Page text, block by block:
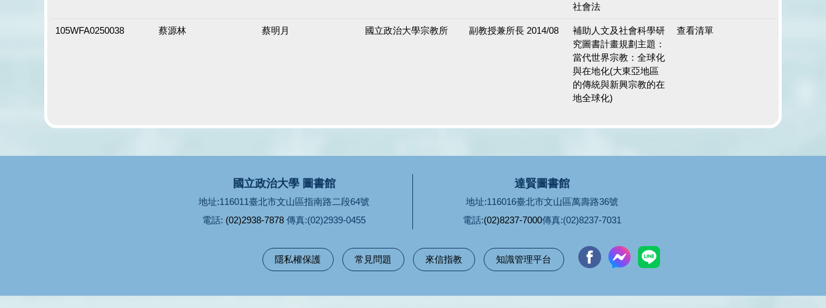
社會法
105WFA0250038 蔡源林 蔡明月 國立政治大學宗教所 副教授兼所長 2014/08
補助人文及社會科學研
究圖書計畫規劃主題：
當代世界宗教：全球化
與在地化(大東亞地區
的傳統與新興宗教的在
地全球化)
查看清單
國立政治大學 圖書館
地址:116011臺北市文山區指南路二段64號
電話: (02)2938-7878 傳真:(02)2939-0455
達賢圖書館
地址:116016臺北市文山區萬壽路36號
電話:(02)8237-7000傳真:(02)8237-7031
隱私權保護 常見問題 來信指教 知識管理平台